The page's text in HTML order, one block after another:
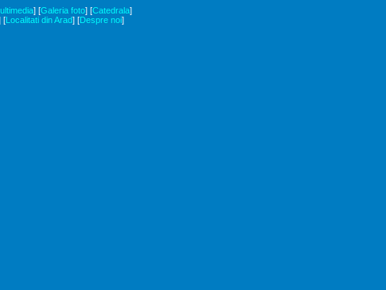
] [Galeria foto] [Catedrala]
[Localitati din Arad] [Despre noi]